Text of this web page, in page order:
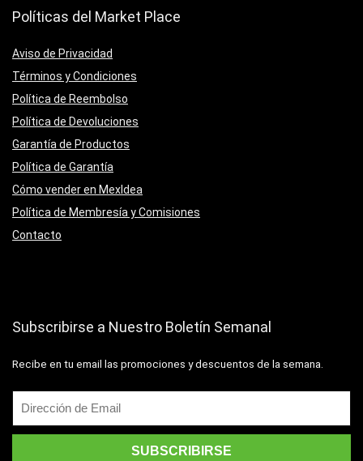
Políticas del Market Place
Aviso de Privacidad
Términos y Condiciones
Política de Reembolso
Política de Devoluciones
Garantía de Productos
Política de Garantía
Cómo vender en MexIdea
Política de Membresía y Comisiones
Contacto
Subscribirse a Nuestro Boletín Semanal
Recibe en tu email las promociones y descuentos de la semana.